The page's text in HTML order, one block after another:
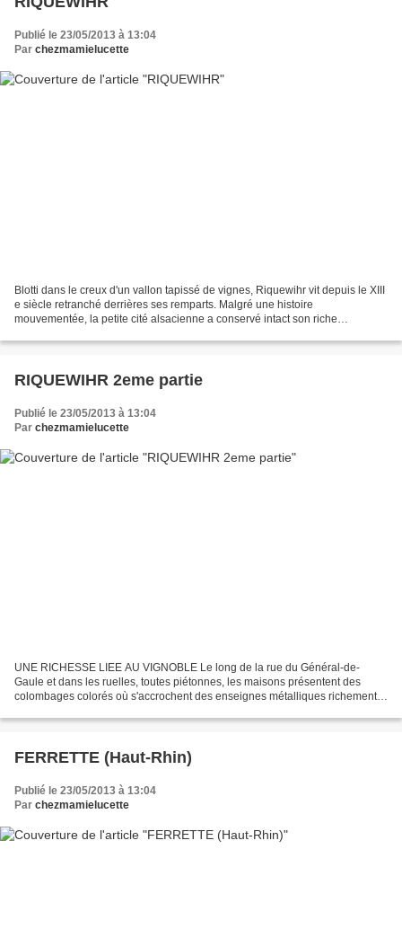
Publié le 23/05/2013 à 13:04
Par chezmamielucette
Blotti dans le creux d'un vallon tapissé de vignes, Riquewihr vit depuis le XIII
e siècle retranché derrières ses remparts. Malgré une histoire
mouvementée, la petite cité alsacienne a conservé intact son riche
RIQUEWIHR 2eme partie
Publié le 23/05/2013 à 13:04
Par chezmamielucette
UNE RICHESSE LIEE AU VIGNOBLE Le long de la rue du Général-de-
Gaule et dans les ruelles, toutes piétonnes, les maisons présentent des
colombages colorés où s'accrochent des enseignes métalliques richement
FERRETTE (Haut-Rhin)
Publié le 23/05/2013 à 13:04
Par chezmamielucette